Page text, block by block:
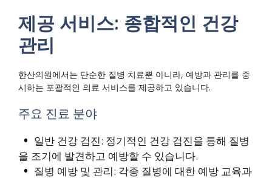
제공 서비스: 종합적인 건강
관리
한산의원에서는 단순한 질병 치료뿐 아니라, 예방과 관리를 중
시하는 포괄적인 의료 서비스를 제공하고 있습니다.
주요 진료 분야
일반 건강 검진: 정기적인 건강 검진을 통해 질병
을 조기에 발견하고 예방할 수 있습니다.
질병 예방 및 관리: 각종 질병에 대한 예방 교육과